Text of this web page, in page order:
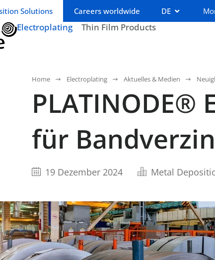
/ Abteilung:
Solutions Careers worldwide DE
Electroplating Thin Film Products
Home Electroplating Aktuelles & Medien
PLATINODE®
für
19 Dezember 2024 Metal